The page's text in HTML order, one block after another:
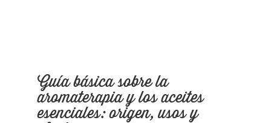
Guía básica sobre la
aromaterapia y los aceites
esenciales: origen, usos y